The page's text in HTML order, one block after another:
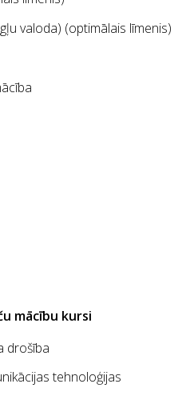
valoda) (optimālais līmenis)
mācību kursi
drošība
tehnoloģijas